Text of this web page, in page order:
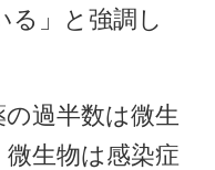
る」と強調し
過半数は微生
生物は感染症